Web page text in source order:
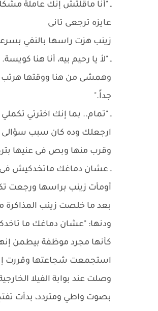
ـ "أنا ماقلتش إنك عاملة
عايزه ترجعى تانى
زينب هزت راسها بالنفي
ـ "لأ يا رحيم بيه، أنا هنا
وهمشى من هنا ووقتها هرتب
جداً."
ـ "تمام.. بما إنك اخترتي
ارجعلك وده كان سبب سؤالى
وقرب منها وبص فى عنيها
ـ عشان دماغك ماتخدكيش فى
أومأت زينب براسها ورجعت
بعد ما خلصت زينب المذاكرة
ودنها: "عشان دماغك ما
كأنها مجرد موظفة بيطمن
استجمعت شجاعتها وقررت إنها
وصلت عند بوابة الفيلا
بصوت واطي ومتردد، بدأت